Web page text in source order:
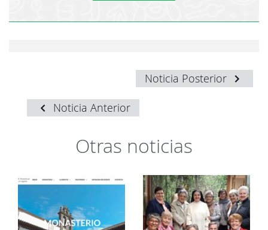
Noticia Posterior
Noticia Anterior
Otras noticias